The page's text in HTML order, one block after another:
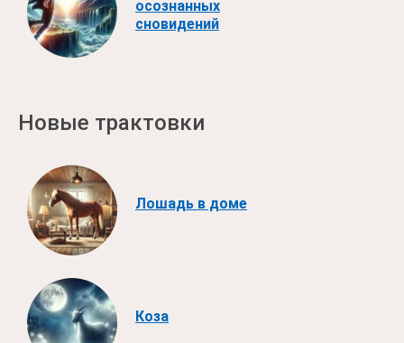
осознанных
сновидений
Новые трактовки
Лошадь в доме
Коза